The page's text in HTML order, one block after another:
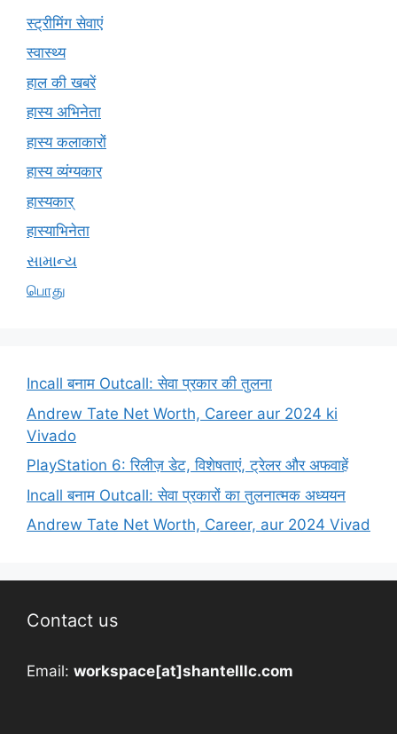
स्ट्रीमिंग सेवाएं
स्वास्थ्य
हाल की खबरें
हास्य अभिनेता
हास्य कलाकारों
हास्य व्यंग्यकार
हास्यकार्
हास्याभिनेता
સામાન્ય
பொது
Incall बनाम Outcall: सेवा प्रकार की तुलना
Andrew Tate Net Worth, Career aur 2024 ki
Vivado
PlayStation 6: रिलीज़ डेट, विशेषताएं, ट्रेलर और अफवाहें
Incall बनाम Outcall: सेवा प्रकारों का तुलनात्मक अध्ययन
Andrew Tate Net Worth, Career, aur 2024 Vivad
Contact us
Email: workspace[at]shantelllc.com